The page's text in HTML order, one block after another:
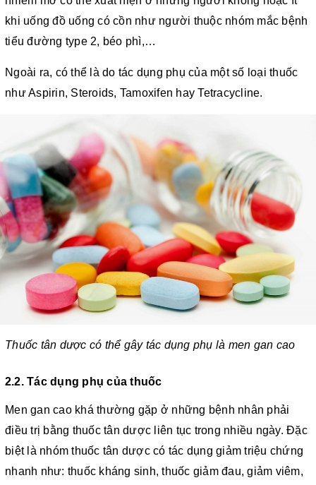
khi uống đồ uống có cồn như người thuộc nhóm mắc bệnh
tiểu đường type 2, béo phì,…
Ngoài ra, có thể là do tác dụng phụ của một số loại thuốc
như Aspirin, Steroids, Tamoxifen hay Tetracycline.
Thuốc tân dược có thể gây tác dụng phụ là men gan cao
2.2. Tác dụng phụ của thuốc
Men gan cao khá thường gặp ở những bệnh nhân phải
điều trị bằng thuốc tân dược liên tục trong nhiều ngày. Đặc
biệt là nhóm thuốc tân dược có tác dụng giảm triệu chứng
nhanh như: thuốc kháng sinh, thuốc giảm đau, giảm viêm,